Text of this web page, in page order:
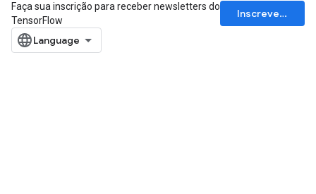
Faça sua inscrição para receber newsletters do
TensorFlow
Inscrever-se